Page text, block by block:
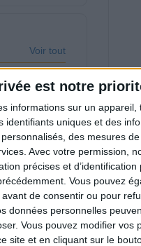
est notre
informations sur un appareil,
uniques et des
des mesures
Avec votre permission,
précises et d’identification
Vous pouvez
de consentir ou pour
données personnelles
Vous pouvez modifier vos
site et en cliquant sur le
Voir tout
santé
le